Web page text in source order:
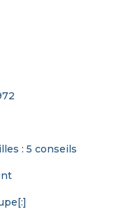
: 5 conseils